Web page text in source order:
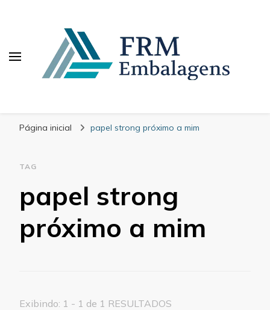
Página inicial papel strong próximo a mim
TAG
papel strong
próximo a mim
Exibindo: 1 - 1 de 1 RESULTADOS